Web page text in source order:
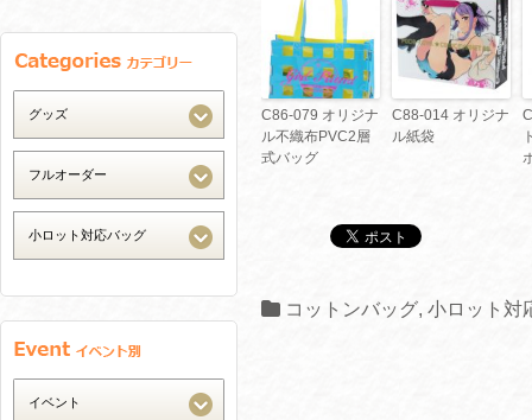
C86-079 オリジナ
ル不織布PVC2層
式バッグ
C88-014 オリジナ
ル紙袋
コットンバッグ, 小ロット対